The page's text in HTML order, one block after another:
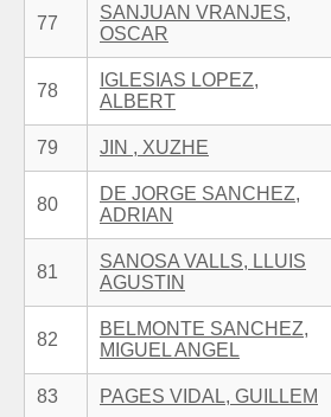
77
SANJUAN VRANJES,
OSCAR
78
IGLESIAS LOPEZ,
ALBERT
79 JIN , XUZHE
80
DE JORGE SANCHEZ,
ADRIAN
81
SANOSA VALLS, LLUIS
AGUSTIN
82
BELMONTE SANCHEZ,
MIGUEL ANGEL
83 PAGES VIDAL, GUILLEM